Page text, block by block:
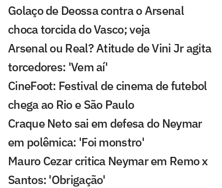
Golaço de Deossa contra o Arsenal
choca torcida do Vasco; veja
Arsenal ou Real? Atitude de Vini Jr agita
torcedores: 'Vem aí'
CineFoot: Festival de cinema de futebol
chega ao Rio e São Paulo
Craque Neto sai em defesa do Neymar
em polêmica: 'Foi monstro'
Mauro Cezar critica Neymar em Remo x
Santos: 'Obrigação'